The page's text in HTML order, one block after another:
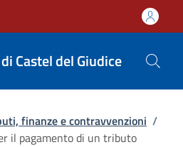
Castel del Giudice
finanze e contravvenzioni /
il pagamento di un tributo